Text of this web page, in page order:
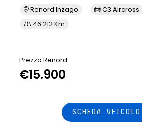
Renord Inzago C3 Aircross
46.212 Km
Prezzo Renord
€15.900
SCHEDA VEICOLO